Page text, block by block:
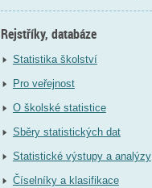
Rejstříky, databáze
Statistika školství
Pro veřejnost
O školské statistice
Sběry statistických dat
Statistické výstupy a analýzy
Číselníky a klasifikace